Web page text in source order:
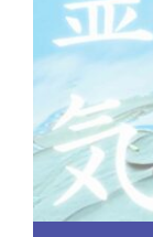
About
Kontakt
Jetzt buchen